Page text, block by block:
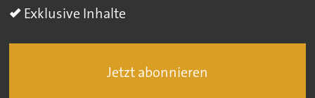
Exklusive Inhalte
Jetzt abonnieren